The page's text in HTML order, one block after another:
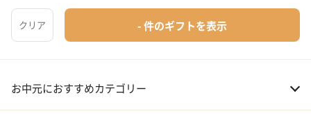
お中元を選ぶ時の注意
お中元におすすめカテゴリー